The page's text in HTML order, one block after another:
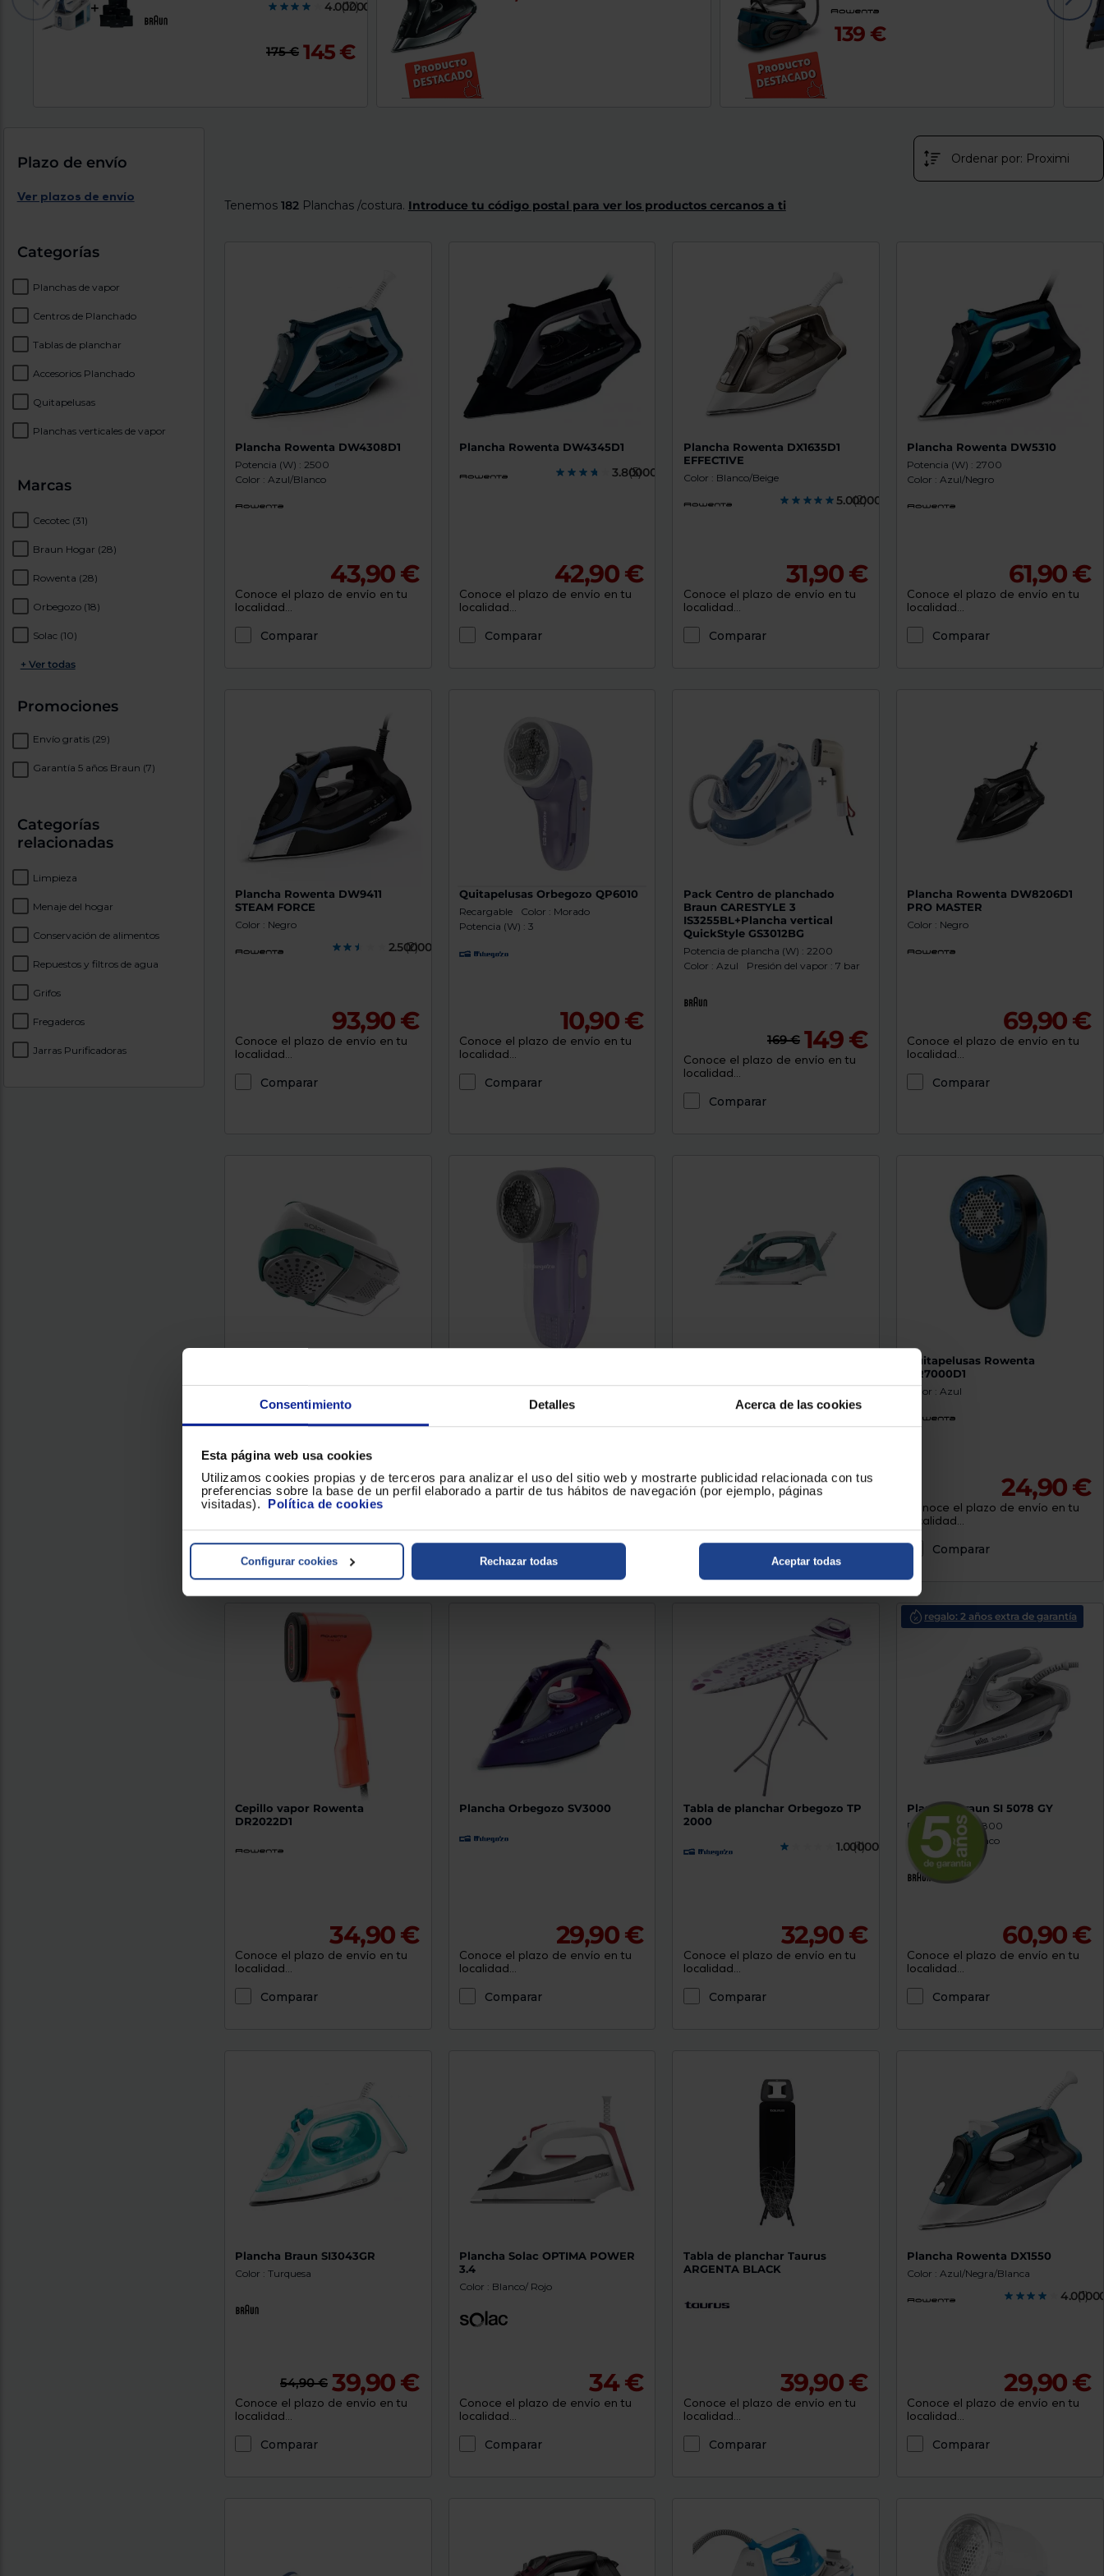
Consentimiento Detalles Acerca de las cookies
Esta página web usa cookies
Utilizamos cookies propias y de terceros para analizar el uso del sitio web y mostrarte publicidad relacionada con tus
preferencias sobre la base de un perfil elaborado a partir de tus hábitos de navegación (por ejemplo, páginas
visitadas). Política de cookies
Rechazar todas
Configurar cookies Aceptar todas
4.0000000
(12)
175 € 145 €
139 €
Plazo de envío
Ver plazos de envío
Categorías
Planchas de vapor
Centros de Planchado
Tablas de planchar
Accesorios Planchado
Quitapelusas
Planchas verticales de vapor
Marcas
Cecotec (31)
Braun Hogar (28)
Rowenta (28)
Orbegozo (18)
Solac (10)
+ Ver todas
Promociones
Envío gratis (29)
Garantía 5 años Braun (7)
Categorías
relacionadas
Limpieza
Menaje del hogar
Conservación de alimentos
Repuestos y filtros de agua
Grifos
Fregaderos
Jarras Purificadoras
Tenemos 182Planchas /costura. Introduce tu código postal para ver los productos cercanos a ti
Plancha Rowenta DW4308D1
Potencia (W) : 2500
Color : Azul/Blanco
43,90 €
Conoce el plazo de envío en tu
localidad...
Comparar
Plancha Rowenta DW4345D1
3.8000000
(5)
42,90 €
Conoce el plazo de envío en tu
localidad...
Comparar
Plancha Rowenta DX1635D1
EFFECTIVE
Color : Blanco/Beige
5.0000000
(2)
31,90 €
Conoce el plazo de envío en tu
localidad...
Comparar
Plancha Rowenta DW5310
Potencia (W) : 2700
Color : Azul/Negro
61,90 €
Conoce el plazo de envío en tu
localidad...
Comparar
Plancha Rowenta DW9411
STEAM FORCE
Color : Negro
2.5000000
(2)
93,90 €
Conoce el plazo de envío en tu
localidad...
Comparar
Quitapelusas Orbegozo QP6010
Recargable
Color : Morado
Potencia (W) : 3
10,90 €
Conoce el plazo de envío en tu
localidad...
Comparar
Pack Centro de planchado
Braun CARESTYLE 3
IS3255BL+Plancha vertical
QuickStyle GS3012BG
Potencia de plancha (W) : 2200
Color : Azul
Presión del vapor : 7 bar
169 € 149 €
Conoce el plazo de envío en tu
localidad...
Comparar
Plancha Rowenta DW8206D1
PRO MASTER
Color : Negro
69,90 €
Conoce el plazo de envío en tu
localidad...
Comparar
20,90 €
Conoce el plazo de envío en tu
Comparar
19,90 € 22,90 €
Quitapelusas Rowenta
DR7000D1
Color : Azul
24,90 €
Conoce el plazo de envío en tu
localidad...
Comparar
Cepillo vapor Rowenta
DR2022D1
34,90 €
Conoce el plazo de envío en tu
localidad...
Comparar
Plancha Orbegozo SV3000
29,90 €
Conoce el plazo de envío en tu
localidad...
Comparar
Tabla de planchar Orbegozo TP
2000
1.0000000
(1)
32,90 €
Conoce el plazo de envío en tu
localidad...
Comparar
regalo: 2 años extra de garantía
Plancha Braun SI 5078 GY
Potencia (W) : 2800
Color : Gris / Blanco
60,90 €
Conoce el plazo de envío en tu
localidad...
Comparar
Plancha Braun SI3043GR
Color : Turquesa
54,90 € 39,90 €
Conoce el plazo de envío en tu
localidad...
Comparar
Plancha Solac OPTIMA POWER
3.4
Color : Blanco/ Rojo
34 €
Conoce el plazo de envío en tu
localidad...
Comparar
Tabla de planchar Taurus
ARGENTA BLACK
39,90 €
Conoce el plazo de envío en tu
localidad...
Comparar
Plancha Rowenta DX1550
Color : Azul/Negra/Blanca
(1)
29,90 €
Conoce el plazo de envío en tu
localidad...
Comparar